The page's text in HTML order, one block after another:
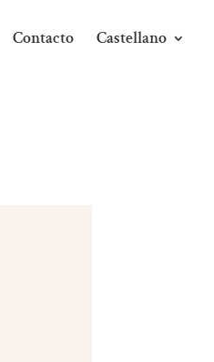
Contacto Castellano